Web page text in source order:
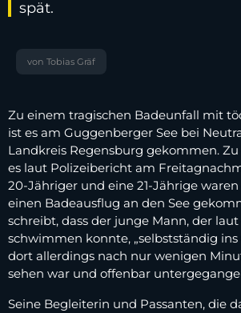
spät.
von Tobias Gräf
Zu einem tragischen Badeunfall mit
ist es am Guggenberger See bei
Landkreis Regensburg gekommen.
es laut Polizeibericht am
20-Jähriger und eine 21-Jährige
einen Badeausflug an den See
schreibt, dass der junge Mann, der
schwimmen konnte, „selbstständig ins
dort allerdings nach nur wenigen
sehen war und offenbar
Seine Begleiterin und Passanten, die